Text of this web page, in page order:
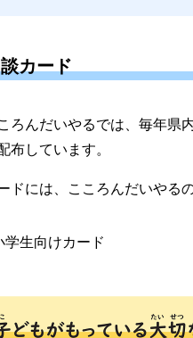
カード
ろんだいやるでは、毎年県
布しています。
ドには、こころんだいやる
学生向けカード